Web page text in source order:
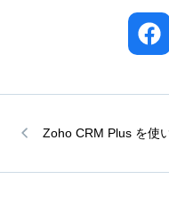
Zoho CRM Plus を使